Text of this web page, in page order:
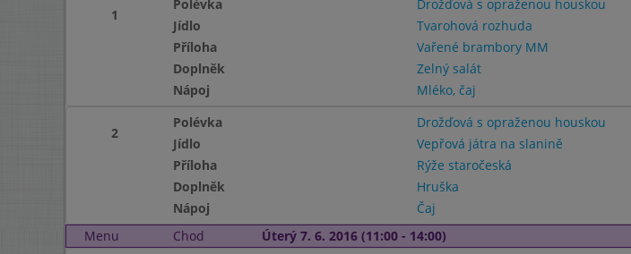
1
Polévka Drožďová s opraženou houskou
Jídlo
Tvarohová rozhuda
Příloha
Vařené brambory MM
Doplněk
Zelný salát
Nápoj
Mléko, čaj
2
Polévka Drožďová s opraženou houskou
Jídlo
Vepřová játra na slanině
Příloha
Rýže staročeská
Doplněk
Hruška
Nápoj
Čaj
Menu
Chod Úterý 7. 6. 2016 (11:00 - 14:00)